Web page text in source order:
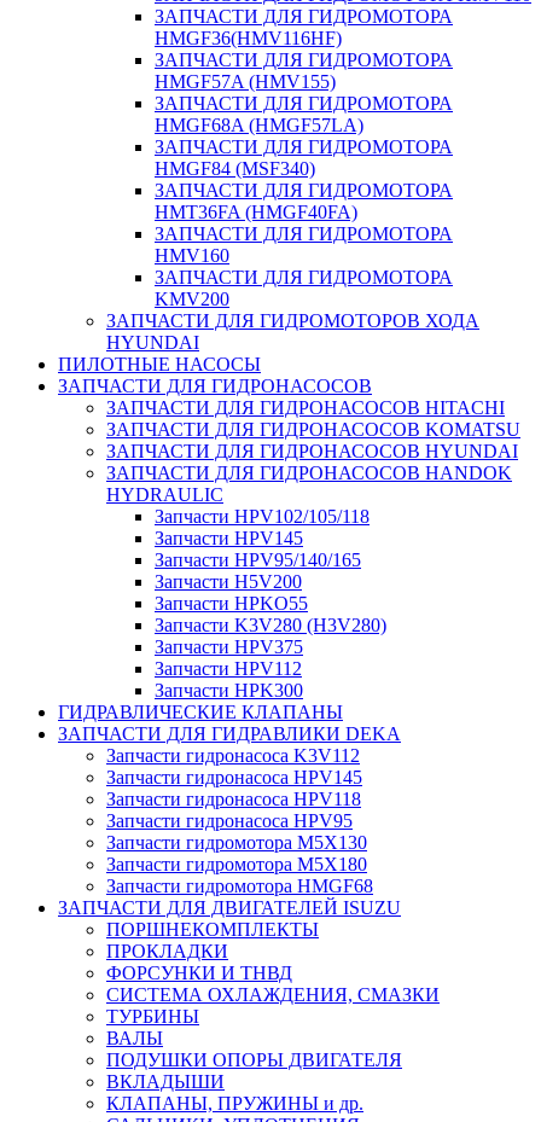
ЗАПЧАСТИ ДЛЯ ГИДРОМОТОРА
HMGF36(HMV116HF)
ЗАПЧАСТИ ДЛЯ ГИДРОМОТОРА
HMGF57A (HMV155)
ЗАПЧАСТИ ДЛЯ ГИДРОМОТОРА
HMGF68A (HMGF57LA)
ЗАПЧАСТИ ДЛЯ ГИДРОМОТОРА
HMGF84 (MSF340)
ЗАПЧАСТИ ДЛЯ ГИДРОМОТОРА
HMT36FA (HMGF40FA)
ЗАПЧАСТИ ДЛЯ ГИДРОМОТОРА
HMV160
ЗАПЧАСТИ ДЛЯ ГИДРОМОТОРА
KMV200
ЗАПЧАСТИ ДЛЯ ГИДРОМОТОРОВ ХОДА
HYUNDAI
ПИЛОТНЫЕ НАСОСЫ
ЗАПЧАСТИ ДЛЯ ГИДРОНАСОСОВ
ЗАПЧАСТИ ДЛЯ ГИДРОНАСОСОВ HITACHI
ЗАПЧАСТИ ДЛЯ ГИДРОНАСОСОВ KOMATSU
ЗАПЧАСТИ ДЛЯ ГИДРОНАСОСОВ HYUNDAI
ЗАПЧАСТИ ДЛЯ ГИДРОНАСОСОВ HANDOK
HYDRAULIC
Запчасти HPV102/105/118
Запчасти HPV145
Запчасти HPV95/140/165
Запчасти H5V200
Запчасти HPKO55
Запчасти K3V280 (H3V280)
Запчасти HPV375
Запчасти HPV112
Запчасти HPK300
ГИДРАВЛИЧЕСКИЕ КЛАПАНЫ
ЗАПЧАСТИ ДЛЯ ГИДРАВЛИКИ DEKA
Запчасти гидронасоса K3V112
Запчасти гидронасоса HPV145
Запчасти гидронасоса HPV118
Запчасти гидронасоса HPV95
Запчасти гидромотора M5X130
Запчасти гидромотора M5X180
Запчасти гидромотора HMGF68
ЗАПЧАСТИ ДЛЯ ДВИГАТЕЛЕЙ ISUZU
ПОРШНЕКОМПЛЕКТЫ
ПРОКЛАДКИ
ФОРСУНКИ И ТНВД
СИСТЕМА ОХЛАЖДЕНИЯ, СМАЗКИ
ТУРБИНЫ
ВАЛЫ
ПОДУШКИ ОПОРЫ ДВИГАТЕЛЯ
ВКЛАДЫШИ
КЛАПАНЫ, ПРУЖИНЫ и др.